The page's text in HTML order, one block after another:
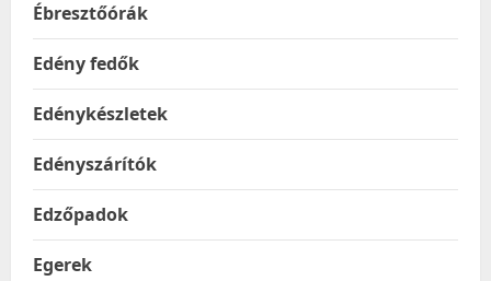
Ébresztőórák
Edény fedők
Edénykészletek
Edényszárítók
Edzőpadok
Egerek